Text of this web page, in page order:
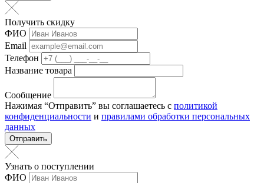
Получить скидку
ФИО
Email
Телефон
Название товара
Сообщение
Нажимая “Отправить” вы соглашаетесь с политикой
конфиденциальности и правилами обработки персональных
данных
Отправить
Узнать о поступлении
ФИО